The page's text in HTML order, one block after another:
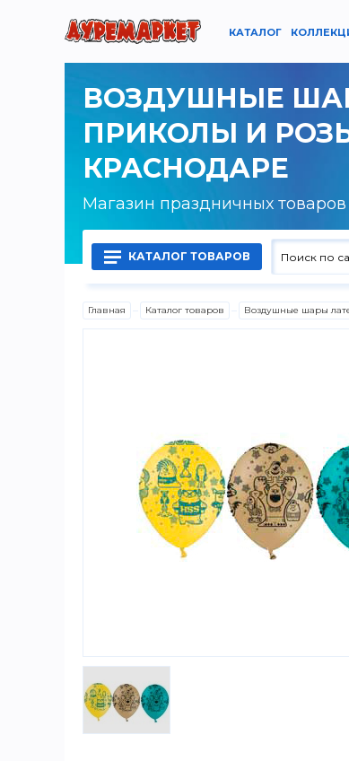
КАТАЛОГ
ВОЗДУШНЫЕ
ПРИКОЛЫ И
КРАСНОДАРЕ
Магазин праздничных
КАТАЛОГ ТОВАРОВ
Воздушные шары латексные
Карнавально-праздничная продукция
Наградная атрибутика
Подарочная упаковка, конверты для
Шары с гелием
Главная Каталог товаров Воздушные шары